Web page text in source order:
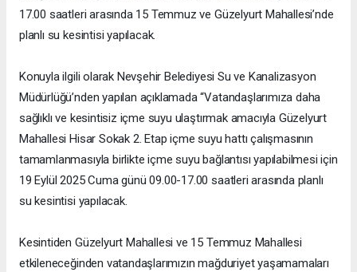
17.00 saatleri arasında 15 Temmuz ve Güzelyurt Mahallesi’nde
planlı su kesintisi yapılacak.
Konuyla ilgili olarak Nevşehir Belediyesi Su ve Kanalizasyon
Müdürlüğü’nden yapılan açıklamada “Vatandaşlarımıza daha
sağlıklı ve kesintisiz içme suyu ulaştırmak amacıyla Güzelyurt
Mahallesi Hisar Sokak 2. Etap içme suyu hattı çalışmasının
tamamlanmasıyla birlikte içme suyu bağlantısı yapılabilmesi için
19 Eylül 2025 Cuma günü 09.00-17.00 saatleri arasında planlı
su kesintisi yapılacak.
Kesintiden Güzelyurt Mahallesi ve 15 Temmuz Mahallesi
etkileneceğinden vatandaşlarımızın mağduriyet yaşamamaları